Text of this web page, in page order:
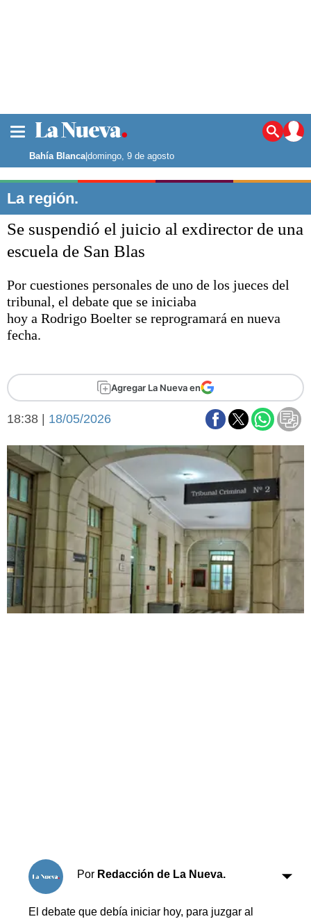
Noticias
La ciudad
Punta Alta
El mundo
Deportes
Escenario Olímpico
Liga del Sur
Básquetbol
Aplausos
Cines
Economía y campo
Economía y finanzas
Espacio empresas
Sociedad y tiempo
libre
Sociedad
Tecnología
Turismo
Salud
Es viral
El tiempo
Fúnebres
Clasificados
Bahía Blanca|domingo, 9 de agosto
La región.
Se suspendió el juicio al exdirector de una
escuela de San Blas
Por cuestiones personales de uno de los jueces del
tribunal, el debate que se iniciaba
hoy a Rodrigo Boelter se reprogramará en nueva
fecha.
Agregar La Nueva en
18:38 | 18/05/2026
Por Redacción de La Nueva.
El debate que debía iniciar hoy, para juzgar al